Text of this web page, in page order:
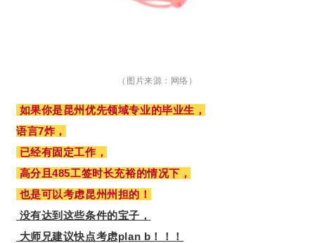
（图片来源：网络）
如果你是昆州优先领域专业的毕业生，
语言7炸，
已经有固定工作，
高分且485工签时长充裕的情况下，
也是可以考虑昆州州担的！
没有达到这些条件的宝子，
大师兄建议快点考虑plan b！！！